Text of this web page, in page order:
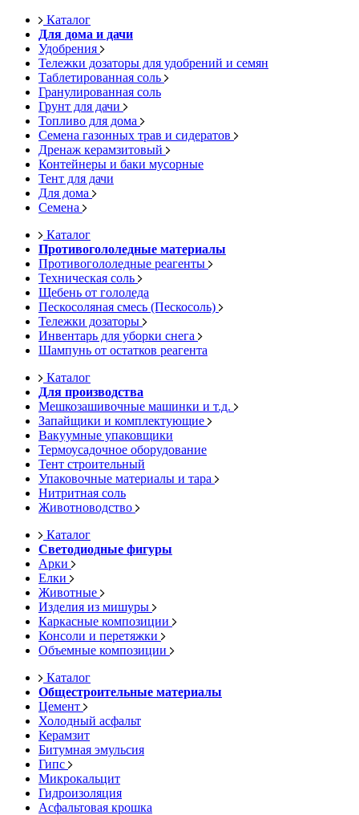
Каталог
Для дома и дачи
Удобрения
Тележки дозаторы для удобрений и семян
Таблетированная соль
Гранулированная соль
Грунт для дачи
Топливо для дома
Семена газонных трав и сидератов
Дренаж керамзитовый
Контейнеры и баки мусорные
Тент для дачи
Для дома
Семена
Каталог
Противогололедные материалы
Противогололедные реагенты
Техническая соль
Щебень от гололеда
Пескосоляная смесь (Пескосоль)
Тележки дозаторы
Инвентарь для уборки снега
Шампунь от остатков реагента
Каталог
Для производства
Мешкозашивочные машинки и т.д.
Запайщики и комплектующие
Вакуумные упаковщики
Термоусадочное оборудование
Тент строительный
Упаковочные материалы и тара
Нитритная соль
Животноводство
Каталог
Светодиодные фигуры
Арки
Елки
Животные
Изделия из мишуры
Каркасные композиции
Консоли и перетяжки
Объемные композиции
Каталог
Общестроительные материалы
Цемент
Холодный асфальт
Керамзит
Битумная эмульсия
Гипс
Микрокальцит
Гидроизоляция
Асфальтовая крошка